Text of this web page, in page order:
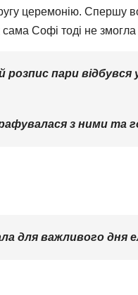
церемонію. Спершу
Софі тоді не
розпис пари відбувся
з ними та
для важливого дня